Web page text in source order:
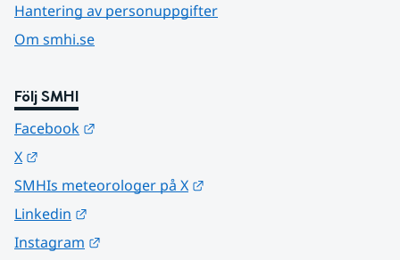
Hantering av personuppgifter
Om smhi.se
Följ SMHI
Facebook
X
SMHIs meteorologer på X
Linkedin
Instagram